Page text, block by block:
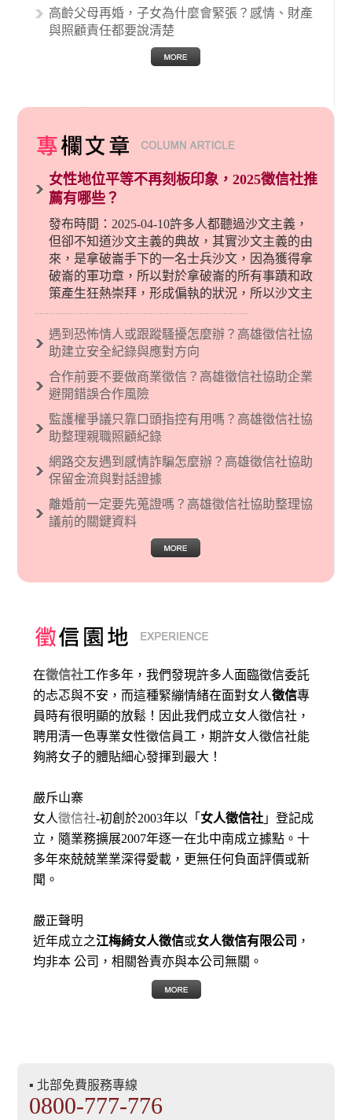
高齡父母再婚，子女為什麼會緊張？感情、財產
與照顧責任都要說清楚
女性地位平等不再刻板印象，2025徵信社推
薦有哪些？
發布時間：2025-04-10許多人都聽過沙文主義，
但卻不知道沙文主義的典故，其實沙文主義的由
來，是拿破崙手下的一名士兵沙文，因為獲得拿
破崙的軍功章，所以對於拿破崙的所有事蹟和政
策產生狂熱崇拜，形成偏執的狀況，所以沙文主
義後來就被拿來暗指偏見和歧視，而且有沙文主
義傾向的人，通常對於自己的國家和民族有超強
烈的卓越感，因而瞧不起其他國家的人，所以沙
現了男性沙文…
遇到恐怖情人或跟蹤騷擾怎麼辦？高雄徵信社協
助建立安全紀錄與應對方向
合作前要不要做商業徵信？高雄徵信社協助企業
避開錯誤合作風險
監護權爭議只靠口頭指控有用嗎？高雄徵信社協
助整理親職照顧紀錄
網路交友遇到感情詐騙怎麼辦？高雄徵信社協助
保留金流與對話證據
離婚前一定要先蒐證嗎？高雄徵信社協助整理協
議前的關鍵資料
在徵信社工作多年，我們發現許多人面臨徵信委託
的忐忑與不安，而這種緊繃情緒在面對女人徵信專
員時有很明顯的放鬆！因此我們成立女人徵信社，
聘用清一色專業女性徵信員工，期許女人徵信社能
夠將女子的體貼細心發揮到最大 ！
嚴斥山寨
女人徵信社-初創於2003年以「 女人徵信社 」登記成
立，隨業務擴展2007年逐一在北中南成立據點。十
多年來兢兢業業深得愛載，更無任何負面評價或新
聞。
嚴正聲明
近年成立之江梅綺女人徵信或女人徵信有限公司 ，
均非本 公司，相關咎責亦與本公司無關。
▪ 北部免費服務專線
0800-777-776